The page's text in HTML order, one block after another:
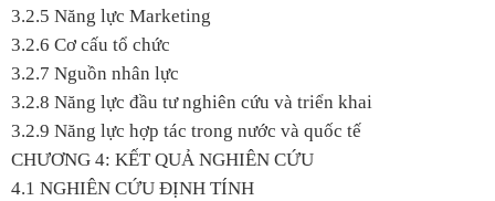
3.2.5 Năng lực Marketing
3.2.6 Cơ cấu tổ chức
3.2.7 Nguồn nhân lực
3.2.8 Năng lực đầu tư nghiên cứu và triển khai
3.2.9 Năng lực hợp tác trong nước và quốc tế
CHƯƠNG 4: KẾT QUẢ NGHIÊN CỨU
4.1 NGHIÊN CỨU ĐỊNH TÍNH